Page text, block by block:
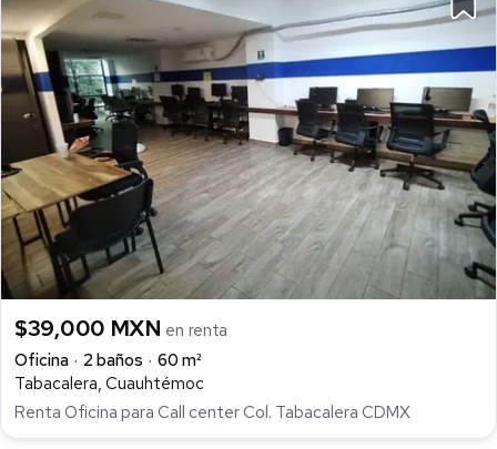
$39,000 MXN en renta
Oficina
2 baños
60 m²
Tabacalera, Cuauhtémoc
Renta Oficina para Call center Col. Tabacalera CDMX